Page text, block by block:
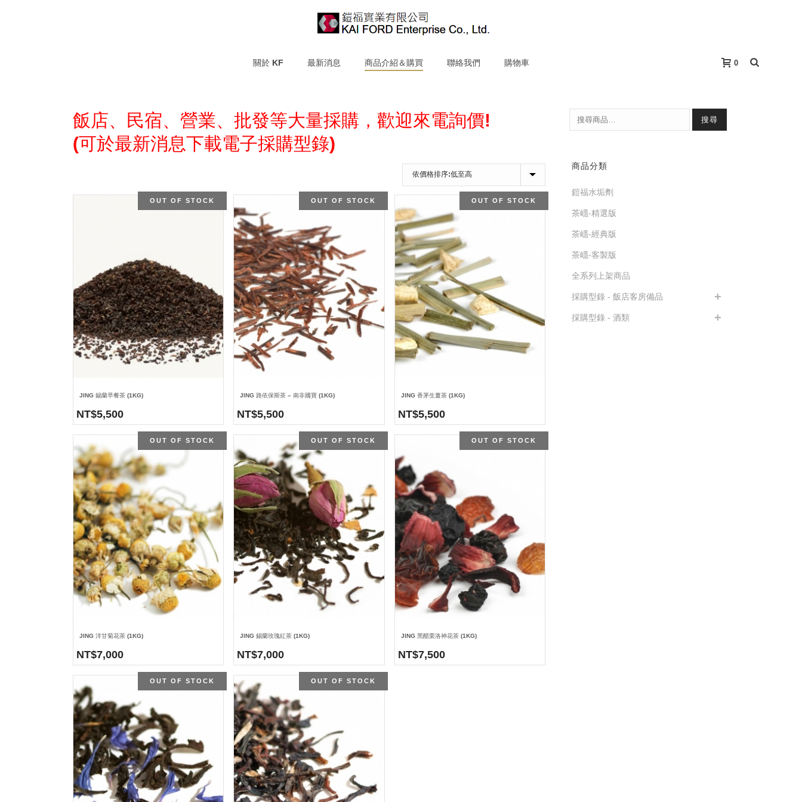
關於 KF 最新消息 商品介紹＆購買 聯絡我們 購物車 0
飯店、民宿、營業、批發等大量採購，歡迎來電詢價!
(可於最新消息下載電子採購型錄)
OUT OF STOCK
JING 錫蘭早餐茶 (1KG)
NT$5,500
OUT OF STOCK
JING 路依保斯茶 – 南非國寶 (1KG)
NT$5,500
OUT OF STOCK
JING 香茅生薑茶 (1KG)
NT$5,500
OUT OF STOCK
JING 洋甘菊花茶 (1KG)
NT$7,000
OUT OF STOCK
JING 錫蘭玫瑰紅茶 (1KG)
NT$7,000
OUT OF STOCK
JING 黑醋栗洛神花茶 (1KG)
NT$7,500
OUT OF STOCK OUT OF STOCK
搜尋
商品分類
鎧福水垢劑
茶嶾-精選版
茶嶾-經典版
茶嶾-客製版
全系列上架商品
採購型錄 - 飯店客房備品
採購型錄 - 酒類